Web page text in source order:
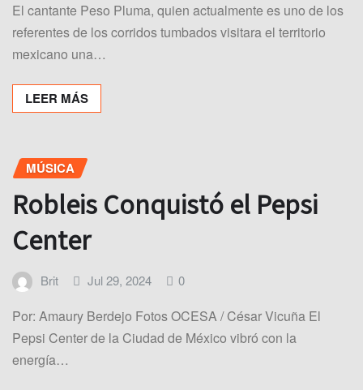
El cantante Peso Pluma, quien actualmente es uno de los
referentes de los corridos tumbados visitara el territorio
mexicano una…
LEER MÁS
MÚSICA
Robleis Conquistó el Pepsi
Center
Brit Jul 29, 2024 0
Por: Amaury Berdejo Fotos OCESA / César Vicuña El
Pepsi Center de la Ciudad de México vibró con la
energía…